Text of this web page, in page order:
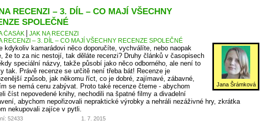
RECENZI – 3. DÍL – CO MAJÍ VŠECHNY
SPOLEČNÉ
ČASÁK
JAK NA RECENZI
RECENZI – 3. DÍL – CO MAJÍ VŠECHNY RECENZE SPOLEČNÉ
Jana Šrámková
kdykoliv kamarádovi něco doporučíte, vychválíte, nebo naopak
že to za nic nestojí, tak děláte recenzi? Druhy článků v časopisech
speciální názvy, takže působí jako něco odborného, ale není to
tak. Právě recenze se určitě není třeba bát! Recenze je
způsob, jak někomu říct, co je dobré, zajímavé, zábavné,
se nemá cenu zabývat. Proto také recenze čteme - abychom
číst nepovedené knihy, nechodili na špatné filmy a divadelní
abychom nepořizovali nepraktické výrobky a nehráli nezáživné hry, zkrátka
nekupovali zajíce v pytli.
52433 1. 7. 2015